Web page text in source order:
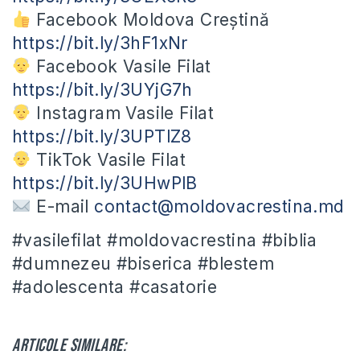
Facebook Moldova Creștină
https://bit.ly/3hF1xNr
Facebook Vasile Filat
https://bit.ly/3UYjG7h
Instagram Vasile Filat
https://bit.ly/3UPTlZ8
TikTok Vasile Filat
https://bit.ly/3UHwPlB
E-mail contact@moldovacrestina.md
#vasilefilat #moldovacrestina #biblia
#dumnezeu #biserica #blestem
#adolescenta #casatorie
Articole similare: